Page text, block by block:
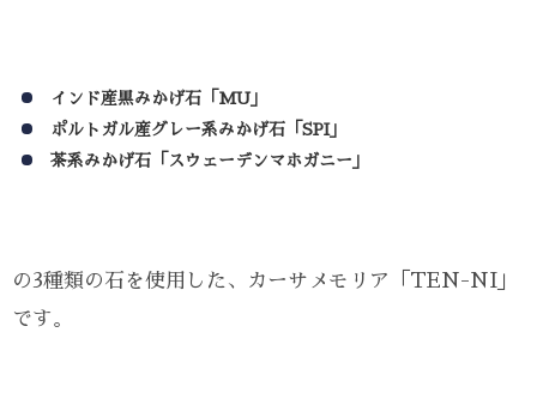
インド産黒みかげ石「MU」
ポルトガル産グレー系みかげ石「SPI」
茶系みかげ石「スウェーデンマホガニー」
の3種類の石を使用した、カーサメモリア「TEN-NI」
です。